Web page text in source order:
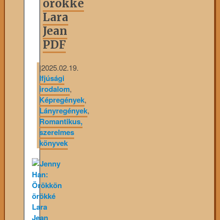
örökké
Lara
Jean
PDF
|2025.02.19.
Ifjúsági
irodalom,
Képregények,
Lányregények,
Romantikus,
szerelmes
könyvek